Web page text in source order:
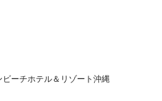
ビーチホテル＆リゾート沖縄